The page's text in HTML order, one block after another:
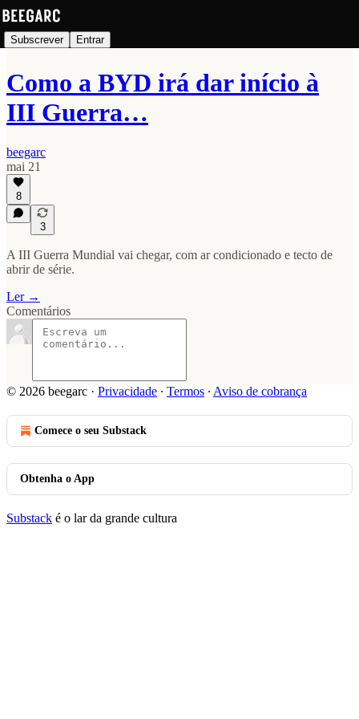
Subscrever Entrar
Como a BYD irá dar início à
III Guerra…
beegarc
mai 21
8
3
A III Guerra Mundial vai chegar, com ar condicionado e tecto de
abrir de série.
Ler →
Comentários
© 2026 beegarc · Privacidade ∙ Termos ∙ Aviso de cobrança
Comece o seu Substack
Obtenha o App
Substack é o lar da grande cultura